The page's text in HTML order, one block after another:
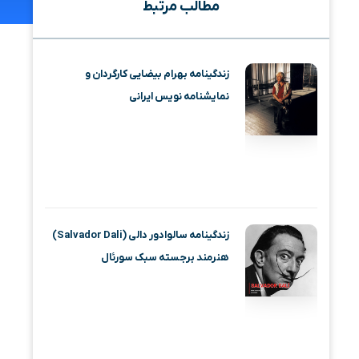
مطالب مرتبط
زندگینامه بهرام بیضایی کارگردان و
نمایشنامه نویس ایرانی
زندگینامه سالوادور دالی (Salvador Dali)
هنرمند برجسته سبک سورئال